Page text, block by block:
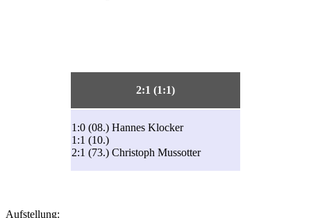
2:1 (1:1)
1:0 (08.) Hannes Klocker
1:1 (10.)
2:1 (73.) Christoph Mussotter
Aufstellung: